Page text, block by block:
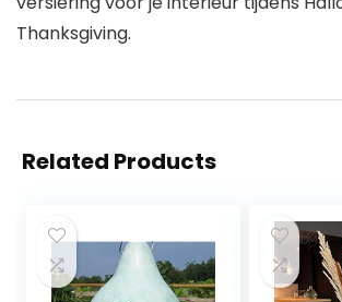
Thanksgiving.
Related Products